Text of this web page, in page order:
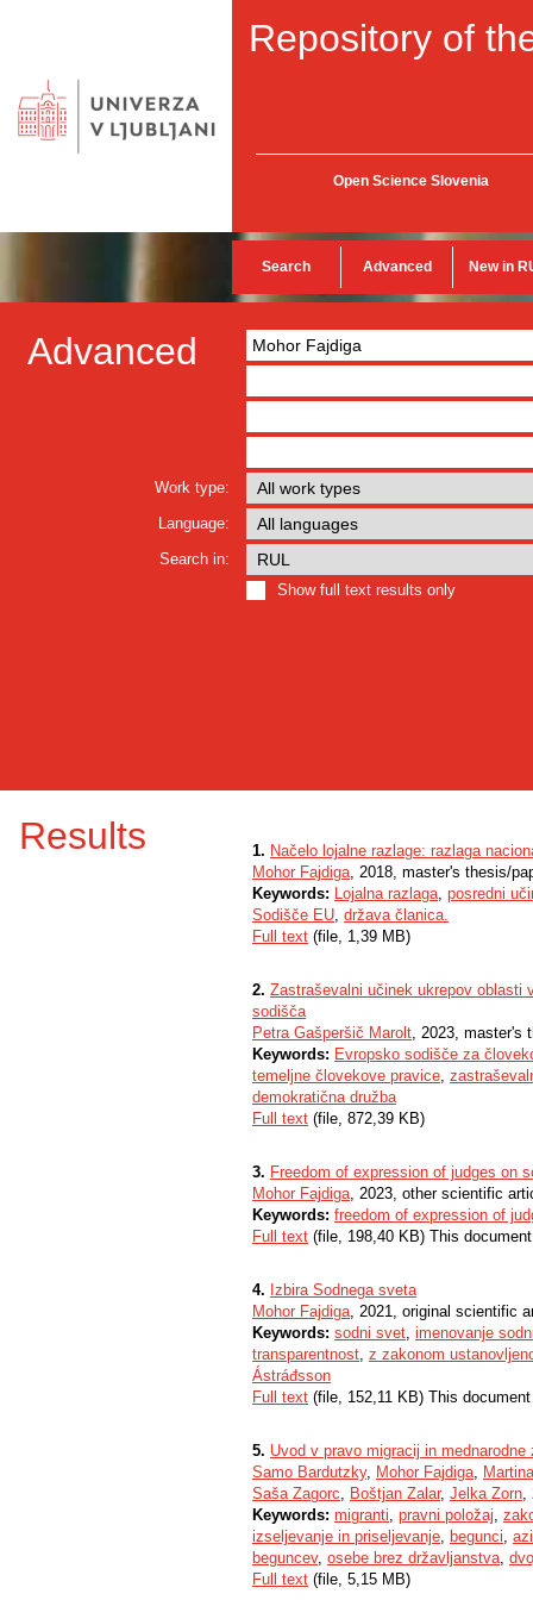
Repository of
Open Science Slovenia
Search Advanced New in
Advanced
Work type:
Language:
Search in:
Show full text results only
Results 1. Načelo lojalne razlage: razlaga
Mohor Fajdiga, 2018, master's thesis/
Keywords: Lojalna razlaga, posredni
Sodišče EU, država članica.
Full text (file, 1,39 MB)
2. Zastraševalni učinek ukrepov oblasti
sodišča
Petra Gašperšič Marolt, 2023, master's
Keywords: Evropsko sodišče za
temeljne človekove pravice,
demokratična družba
Full text (file, 872,39 KB)
3. Freedom of expression of judges on
Mohor Fajdiga, 2023, other scientific
Keywords: freedom of expression of
Full text (file, 198,40 KB) This
4. Izbira Sodnega sveta
Mohor Fajdiga, 2021, original scientific
Keywords: sodni svet, imenovanje
transparentnost, z zakonom
Ástráđsson
Full text (file, 152,11 KB) This
5. Uvod v pravo migracij in mednarodne
Samo Bardutzky, Mohor Fajdiga,
Saša Zagorc, Boštjan Zalar, Jelka Zorn,
Keywords: migranti, pravni položaj,
izseljevanje in priseljevanje, begunci,
beguncev, osebe brez državljanstva,
Full text (file, 5,15 MB)